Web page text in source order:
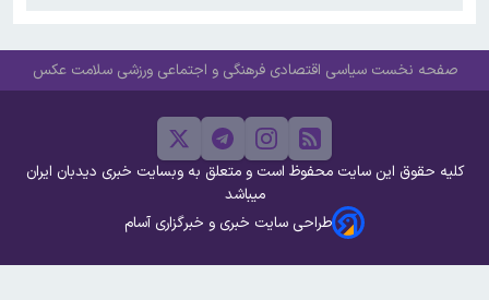
صفحه نخست سیاسی اقتصادی فرهنگی و اجتماعی ورزشی سلامت عکس
کلیه حقوق این سایت محفوظ است و متعلق به وبسایت خبری دیدبان ایران
میباشد
طراحی سایت خبری و خبرگزاری آسام